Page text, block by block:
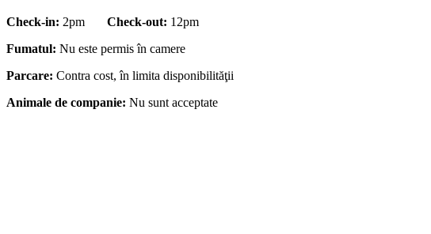
Check-in: 2pm Check-out: 12pm
Fumatul: Nu este permis în camere
Parcare: Contra cost, în limita disponibilităţii
Animale de companie: Nu sunt acceptate